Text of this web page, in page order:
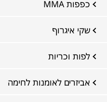
כפפות MMA
שקי איגרוף
לפות וכריות
אביזרים לאומנות לחימה